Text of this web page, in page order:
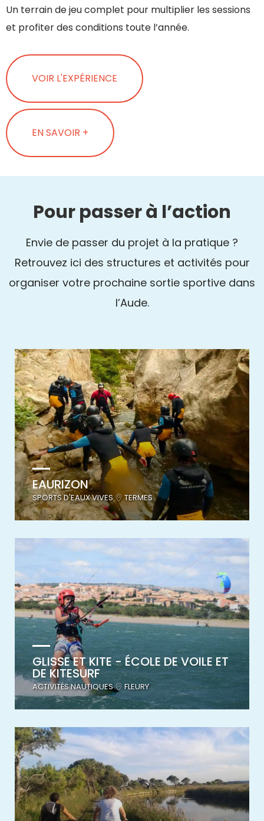
Un terrain de jeu complet pour multiplier les sessions
et profiter des conditions toute l’année.
VOIR L'EXPÉRIENCE
EN SAVOIR +
Pour passer à l’action
Envie de passer du projet à la pratique ?
Retrouvez ici des structures et activités pour
organiser votre prochaine sortie sportive dans
l’Aude.
EAURIZON
SPORTS D'EAUX VIVES TERMES
GLISSE ET KITE - ÉCOLE DE VOILE ET
DE KITESURF
ACTIVITÉS NAUTIQUES FLEURY